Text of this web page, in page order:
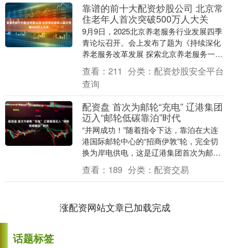
靠谱的前十大配资炒股公司 北京常
住老年人首次突破500万人大关
9月9日，2025北京养老服务行业发展四季
青论坛召开。会上发布了题为《持续深化
养老服务改革发展 探索北京养老服务一揽
子解决方案》的主旨报告。报告指出，截
至202....
查看： 211 分类： 配资炒股安全平台
查询
配资盘 首次为邮轮“充电” 辽港集团
迈入“邮轮低碳靠泊”时代
“并网成功！”随着指令下达，靠泊在大连
港国际邮轮中心的“招商伊敦”轮，完全切
换为岸电供电，这是辽港集团首次为邮
轮“充电”。记者8月26日获悉，随着码头岸
电工程首....
查看： 189 分类： 配资交易
涨配资网站文章已加载完成
话题标签